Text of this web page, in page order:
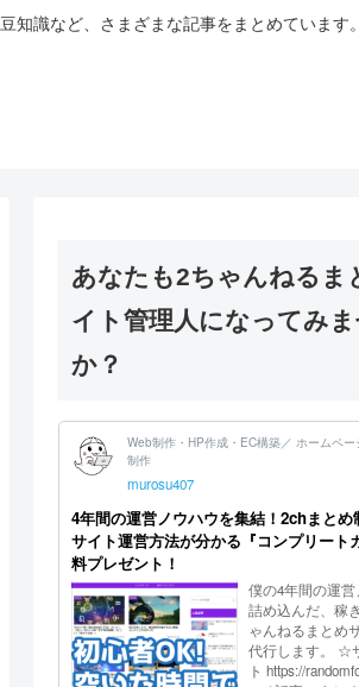
識など、さまざまな記事をまとめています。
あなたも2ちゃんねるま
イト管理人になってみ
か？